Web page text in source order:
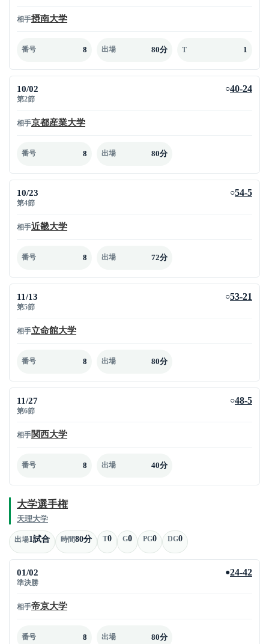
相手摂南大学
番号 8 出場 80分 T 1
10/02
第2節
○40-24
相手京都産業大学
番号 8 出場 80分
10/23
第4節
○54-5
相手近畿大学
番号 8 出場 72分
11/13
第5節
○53-21
相手立命館大学
番号 8 出場 80分
11/27
第6節
○48-5
相手関西大学
番号 8 出場 40分
大学選手権
天理大学
出場1試合 時間80分 T0 G0 PG0 DG0
01/02
準決勝
●24-42
相手帝京大学
番号 8 出場 80分